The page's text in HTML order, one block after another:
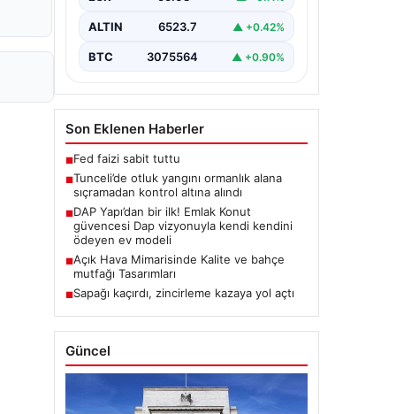
Karyemez köyleri arasında bulunan
belirlenemeyen bir nedenle…
ALTIN 6523.7 ▲ +0.42%
BTC 3075564 ▲ +0.90%
Son Eklenen Haberler
■Fed faizi sabit tuttu
■Tunceli’de otluk yangını ormanlık alana
sıçramadan kontrol altına alındı
■DAP Yapı’dan bir ilk! Emlak Konut
güvencesi Dap vizyonuyla kendi kendini
ödeyen ev modeli
■Açık Hava Mimarisinde Kalite ve bahçe
mutfağı Tasarımları
■Sapağı kaçırdı, zincirleme kazaya yol açtı
Güncel